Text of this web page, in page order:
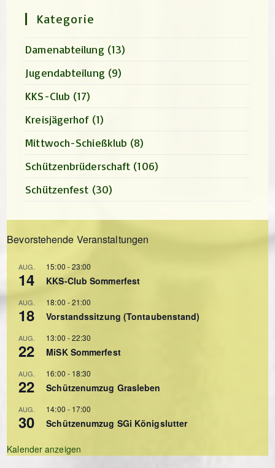
Kategorie
Damenabteilung (13)
Jugendabteilung (9)
KKS-Club (17)
Kreisjägerhof (1)
Mittwoch-Schießklub (8)
Schützenbrüderschaft (106)
Schützenfest (30)
Bevorstehende Veranstaltungen
AUG.
14
15:00 -23:00
KKS-Club Sommerfest
AUG.
18
18:00 -21:00
Vorstandssitzung (Tontaubenstand)
AUG.
22
13:00 -22:30
MiSK Sommerfest
AUG.
22
16:00 - 18:30
Schützenumzug Grasleben
AUG.
30
14:00 - 17:00
Schützenumzug SGi Königslutter
Kalender anzeigen